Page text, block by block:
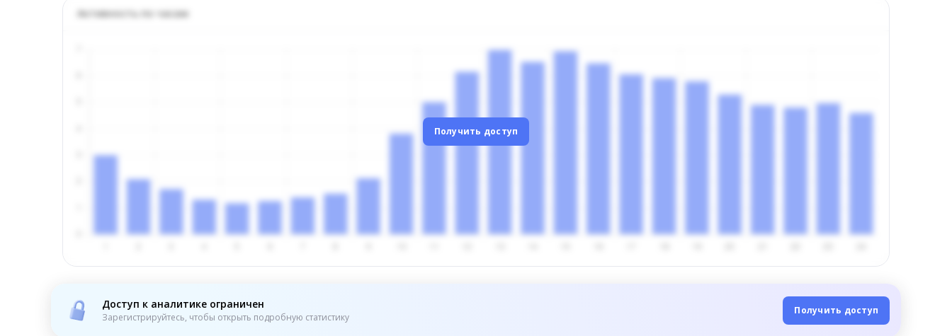
Активность по часам
Получить доступ
Доступ к аналитике ограничен
Зарегистрируйтесь, чтобы открыть подробную статистику
Получить доступ